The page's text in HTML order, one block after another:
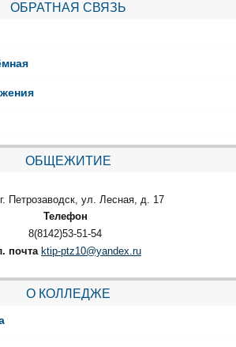
ОБРАТНАЯ СВЯЗЬ
ОБЩЕЖИТИЕ
г. Петрозаводск, ул. Лесная, д. 17
Телефон
8(8142)53-51-54
почта ktip-ptz10@yandex.ru
О КОЛЛЕДЖЕ